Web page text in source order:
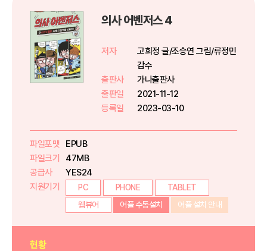
의사 어벤저스 4
저자
고희정 글/조승연 그림/류정민
감수
출판사
가나출판사
출판일
2021-11-12
등록일
2023-03-10
파일포맷
EPUB
파일크기
47MB
공급사
YES24
지원기기
PC PHONE
TABLET
웹뷰어
어플 수동설치 어플 설치 안내
현황